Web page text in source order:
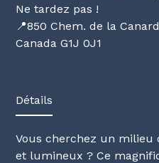
Ne tardez pas !
📍850 Chem. de la
Canada G1J 0J1
Détails
Vous cherchez un milieu
et lumineux ? Ce